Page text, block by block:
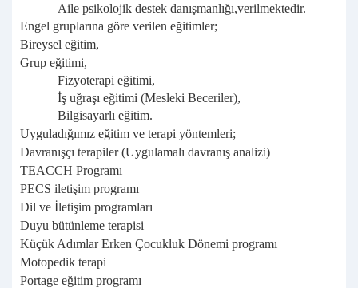
Aile psikolojik destek danışmanlığı,verilmektedir.
Engel gruplarına göre verilen eğitimler;
Bireysel eğitim,
Grup eğitimi,
Fizyoterapi eğitimi,
İş uğraşı eğitimi (Mesleki Beceriler),
Bilgisayarlı eğitim.
Uyguladığımız eğitim ve terapi yöntemleri;
Davranışçı terapiler (Uygulamalı davranış analizi)
TEACCH Programı
PECS iletişim programı
Dil ve İletişim programları
Duyu bütünleme terapisi
Küçük Adımlar Erken Çocukluk Dönemi programı
Motopedik terapi
Portage eğitim programı